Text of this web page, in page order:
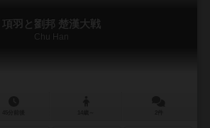
項羽と劉邦 楚漢大戦
Chu Han